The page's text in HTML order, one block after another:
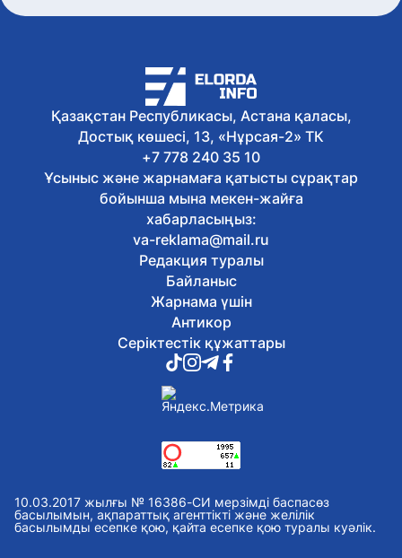
Елордада Tarlan Astana желісінің
алғашқы арқалығы арнайы көпір
орнатқыш техникамен көтерілді
Бүгін, 07:00
Ауа райы: Астанада көшпелі бұлт
шығады
6 тамыз, 2026
Ірі габаритті жүк тасымалданады:
Сенбі таңертең Қорғас – Алматы
бағытында көлік қозғалысы шектеледі
6 тамыз, 2026
Жалақы 2 млн-нан 300 мыңға дейін:
Электрондық еңбек биржасында 53
мыңнан астам бос жұмыс орны
ұсынылды
6 тамыз, 2026
ІІМ «Кітап оқитын ұлт» республикалық
жобасын іске асыруға қосылды
6 тамыз, 2026
20-дан астам қазақстандық
Килиманджаро шыңына шықты
6 тамыз, 2026
Астанада демалыс күндері ауыл
6 тамыз, 2026
Әскери полиция қызметшілері дене
Қазақстан Республикасы, Астана қаласы,
Достық көшесі, 13, «Нұрсая-2» ТК
+7 778 240 35 10
Ұсыныс және жарнамаға қатысты сұрақтар
бойынша мына мекен-жайға
хабарласыңыз:
va-reklama@mail.ru
Редакция туралы
Байланыс
Жарнама үшін
Антикор
Серіктестік құжаттары
10.03.2017 жылғы № 16386-СИ мерзімді баспасөз
басылымын, ақпараттық агенттікті және желілік
басылымды есепке қою, қайта есепке қою туралы куәлік.